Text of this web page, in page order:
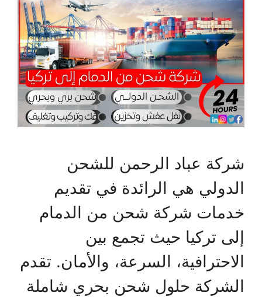
شركة عباد الرحمن للشحن
الدولي هي الرائدة في تقديم
خدمات شركة شحن من الدمام
إلى تركيا حيث تجمع بين
الاحترافية، السرعة، والأمان. تقدم
الشركة حلول شحن بحري شاملة